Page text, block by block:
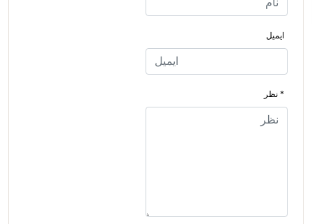
ایمیل
* نظر